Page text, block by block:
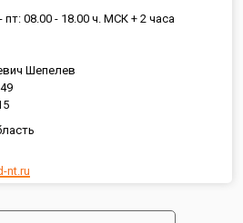
nt.ru
08.00 - 18.00 ч. МСК + 2 часа
Шепелев